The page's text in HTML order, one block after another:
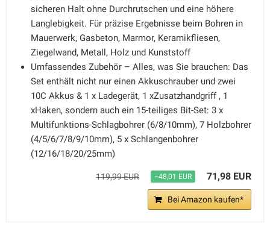
sicheren Halt ohne Durchrutschen und eine höhere
Langlebigkeit. Für präzise Ergebnisse beim Bohren in
Mauerwerk, Gasbeton, Marmor, Keramikfliesen,
Ziegelwand, Metall, Holz und Kunststoff
Umfassendes Zubehör – Alles, was Sie brauchen: Das
Set enthält nicht nur einen Akkuschrauber und zwei
10C Akkus & 1 x Ladegerät, 1 xZusatzhandgriff , 1
xHaken, sondern auch ein 15-teiliges Bit-Set: 3 x
Multifunktions-Schlagbohrer (6/8/10mm), 7 Holzbohrer
(4/5/6/7/8/9/10mm), 5 x Schlangenbohrer
(12/16/18/20/25mm)
119,99 EUR −48,01 EUR 71,98 EUR
Bei Amazon kaufen*